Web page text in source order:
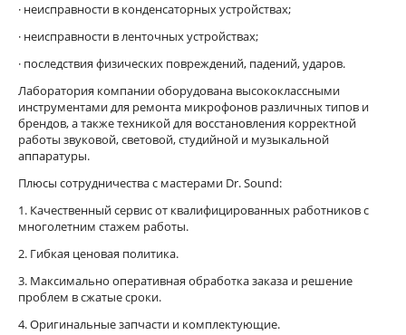
· неисправности в конденсаторных устройствах;
· неисправности в ленточных устройствах;
· последствия физических повреждений, падений, ударов.
Лаборатория компании оборудована высококлассными
инструментами для ремонта микрофонов различных типов и
брендов, а также техникой для восстановления корректной
работы звуковой, световой, студийной и музыкальной
аппаратуры.
Плюсы сотрудничества с мастерами Dr. Sound:
1. Качественный сервис от квалифицированных работников с
многолетним стажем работы.
2. Гибкая ценовая политика.
3. Максимально оперативная обработка заказа и решение
проблем в сжатые сроки.
4. Оригинальные запчасти и комплектующие.